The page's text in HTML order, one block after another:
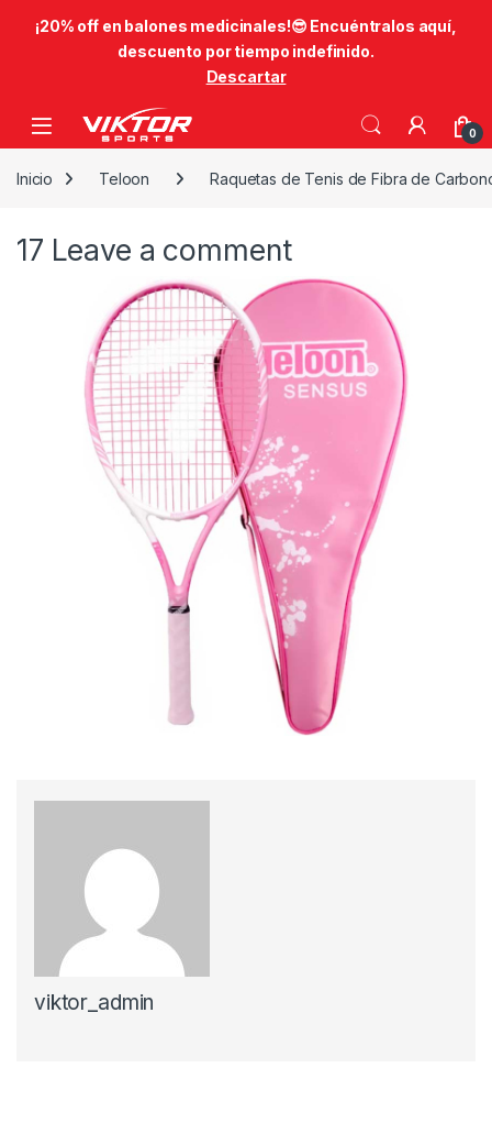
​¡20% off en balones medicinales!😎​ Encuéntralos aquí,
descuento por tiempo indefinido.
Descartar
Skip to navigation
Skip to content
0
Inicio Teloon Raquetas de Tenis de Fibra de
17 Leave a comment
viktor_admin